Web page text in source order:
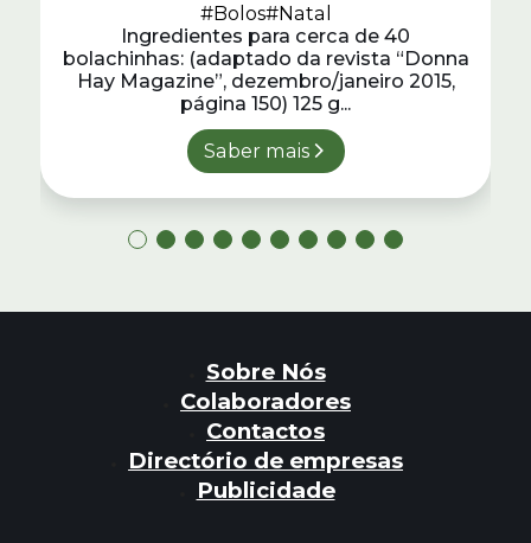
#Bolos#Natal
Ingredientes para cerca de 40
bolachinhas: (adaptado da revista “Donna
Hay Magazine”, dezembro/janeiro 2015,
página 150) 125 g...
Saber mais
Sobre Nós
Colaboradores
Contactos
Directório de empresas
Publicidade